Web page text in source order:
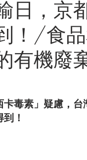
日，京
！/食
有機廢
卡毒素」疑慮，
！